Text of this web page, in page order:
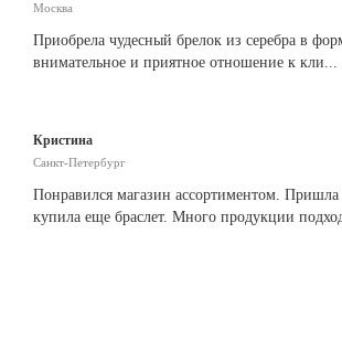
Москва
Приобрела чудесный брелок из серебра в
внимательное и приятное отношение к кли...
Кристина
Санкт-Петербург
Понравился магазин ассортиментом. Пришла
купила еще браслет. Много продукции